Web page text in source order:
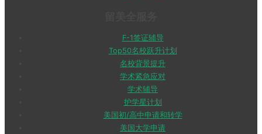
F-1签证辅导
Top50名校跃升计划
名校背景提升
学术紧急应对
学术辅导
护学星计划
美国初/高中申请和转学
美国大学申请